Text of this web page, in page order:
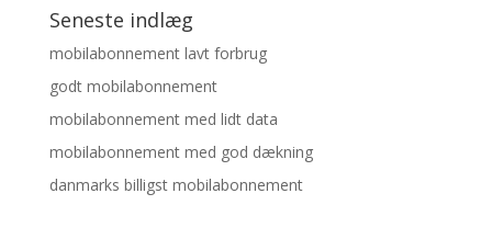
Seneste indlæg
mobilabonnement lavt forbrug
godt mobilabonnement
mobilabonnement med lidt data
mobilabonnement med god dækning
danmarks billigst mobilabonnement